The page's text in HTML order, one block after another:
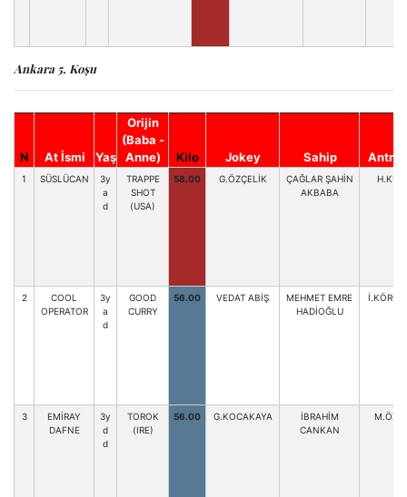
Ankara 5. Koşu
N At İsmi Yaş
Orijin
(Baba -
Anne)
Kilo Jokey Sahip
1 SÜSLÜCAN
3y
a
d
TRAPPE
SHOT
(USA)
58.00 G.ÖZÇELİK
ÇAĞLAR ŞAHİN
AKBABA
2
COOL
OPERATOR
3y
a
d
GOOD
CURRY
56.00 VEDAT ABİŞ
MEHMET EMRE
HADİOĞLU
3
EMİRAY
DAFNE
3y
d
d
TOROK
(IRE)
56.00 G.KOCAKAYA
İBRAHİM
CANKAN